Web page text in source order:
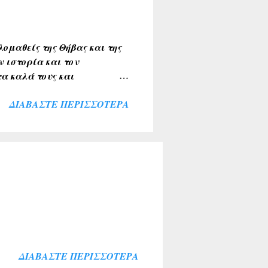
υπογραφούν. Σχόλια
της Θήβας και της
ιστορία και τον
καλά τους και
Αρβελέρ η οποία
για το σκοπό αυτό. Ήταν
ευλογία η παρουσία του
ΔΙΑΒΆΣΤΕ ΠΕΡΙΣΣΌΤΕΡΑ
ΔΙΑΒΆΣΤΕ ΠΕΡΙΣΣΌΤΕΡΑ